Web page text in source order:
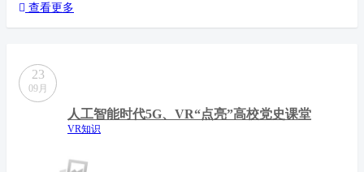
查看更多
23
09月
人工智能时代5G、VR“点亮”高校党史课堂
VR知识